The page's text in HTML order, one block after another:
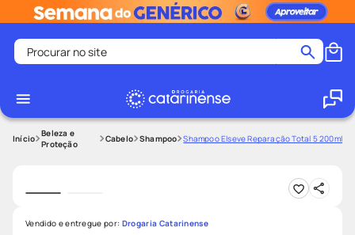
Procurar no site
1
2 º
medley
Beleza e
Proteção
Cabelo Shampoo Shampoo Elseve Reparação Total 5 200ml
Vendido e entregue por: Drogaria Catarinense